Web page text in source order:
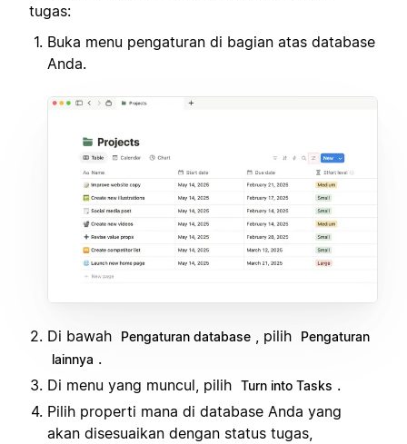
tugas:
Buka menu pengaturan di bagian atas database
Anda.
Di bawah Pengaturan database , pilih
Pengaturan
lainnya .
Di menu yang muncul, pilih Turn into Tasks .
Pilih properti mana di database Anda yang
akan disesuaikan dengan status tugas,